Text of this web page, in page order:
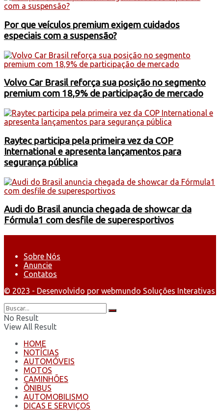
Por que veículos premium exigem cuidados
especiais com a suspensão?
Volvo Car Brasil reforça sua posição no segmento
premium com 18,9% de participação de mercado
Raytec participa pela primeira vez da COP
International e apresenta lançamentos para
segurança pública
Audi do Brasil anuncia chegada de showcar da
Fórmula1 com desfile de superesportivos
Sobre Nós
Anuncie
Contatos
© 2023 - Desenvolvido por webmundo Soluções Interativas
No Result
View All Result
HOME
NOTÍCIAS
AUTOMÓVEIS
MOTOS
CAMINHÕES
ÔNIBUS
AUTOMOBILISMO
DICAS E SERVIÇOS